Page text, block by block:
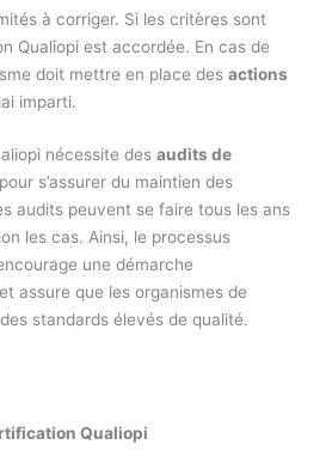
à corriger. Si les critères sont
Qualiopi est accordée. En cas de
doit mettre en place desactions
imparti.
nécessite desaudits de
pour s’assurer du maintien des
audits peuvent se faire tous les ans
les cas. Ainsi, le processus
une démarche
assure que les organismes de
standards élevés de qualité.
Qualiopi